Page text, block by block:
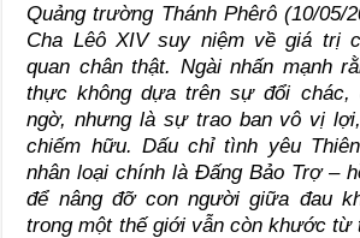
Quảng trường Thánh Phêrô (10/05/
Cha Lêô XIV suy niệm về giá trị
quan chân thật. Ngài nhấn mạnh
thực không dựa trên sự đổi chác,
ngờ, nhưng là sự trao ban vô vị
chiếm hữu. Dấu chỉ tình yêu
nhân loại chính là Đấng Bảo Trợ –
để nâng đỡ con người giữa đau
trong một thế giới vẫn còn khước từ